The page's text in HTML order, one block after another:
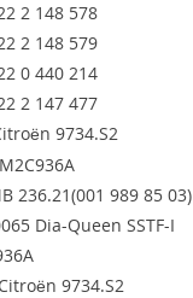
2 148 578
2 148 579
0 440 214
2 147 477
9734.S2
236.21(001 989 85 03)
Dia-Queen SSTF-I
9734.S2